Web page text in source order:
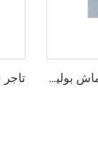
تاجر جملة قماش الألياف الدقيقة للرجال قماش بوليستر مجوف قماش toyobo قميص ثوب عربي